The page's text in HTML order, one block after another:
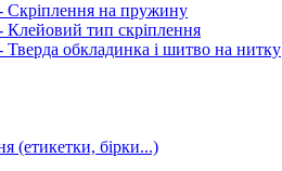
Скріплення на пружину
Клейовий тип скріплення
Тверда обкладинка і шитво на нитку
(етикетки, бірки...)